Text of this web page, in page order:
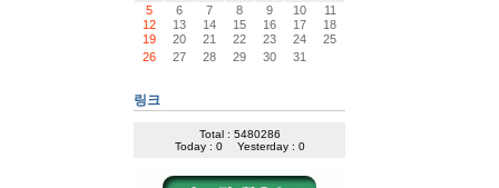
5
6 7 8 9 10
11
12
13 14 15 16 17
18
19
20 21 22 23 24
25
26
27 28 29 30 31
링크
Total : 5480286
Today : 0
Yesterday : 0